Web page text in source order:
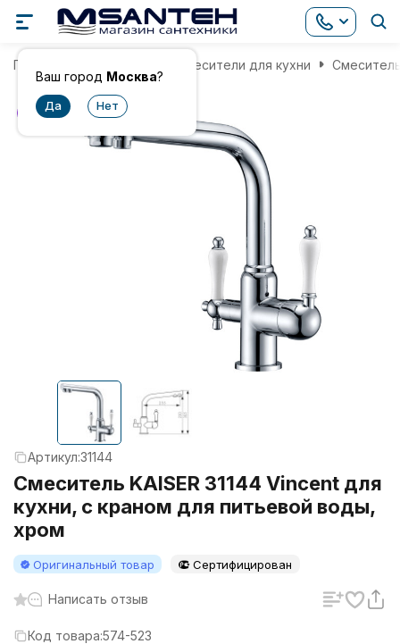
Ваш город Москва?
Главная Смесители для кухни
хит
Артикул:31144
Смеситель KAISER 31144 Vincent для
кухни, с краном для питьевой воды,
хром
Оригинальный товар Сертифицирован
Написать отзыв
Код товара:574-523